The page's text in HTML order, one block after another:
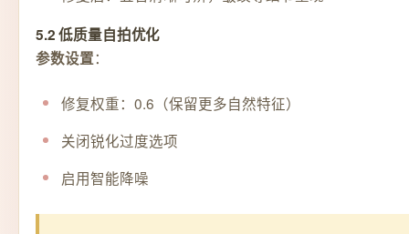
5.2 低质量自拍优化
参数设置：
修复权重：0.6（保留更多自然特征）
关闭锐化过度选项
启用智能降噪